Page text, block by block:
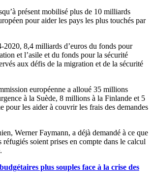
présent mobilisé plus de 10 milliards
pour aider les pays les plus touchés par
2020, 8,4 milliards d’euros du fonds pour
et l’asile et du fonds pour la sécurité
aux défis de la migration et de la sécurité
européenne a alloué 35 millions
à la Suède, 8 millions à la Finlande et 5
pour les aider à couvrir les frais des demandes
Werner Faymann, a déjà demandé à ce que
réfugiés soient prises en compte dans le calcul
plus souples face à la crise des